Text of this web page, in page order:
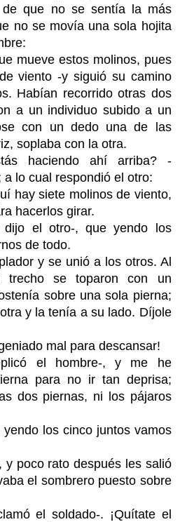
de que no se sentía la más
no se movía una sola hojita
mueve estos molinos, pues
viento -y siguió su camino
Habían recorrido otras dos
a un individuo subido a un
con un dedo una de las
soplaba con la otra.
haciendo ahí arriba? -
lo cual respondió el otro:
hay siete molinos de viento,
hacerlos girar.
el otro-, que yendo los
de todo.
y se unió a los otros. Al
se toparon con un
sobre una sola pierna;
y la tenía a su lado. Díjole
mal para descansar!
el hombre-, y me he
para no ir tan deprisa;
dos piernas, ni los pájaros
los cinco juntos vamos
y poco rato después les salió
el sombrero puesto sobre
el soldado-. ¡Quítate el